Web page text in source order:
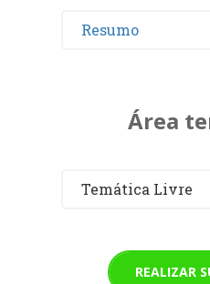
Resumo
Área
Temática Livre
REALIZAR